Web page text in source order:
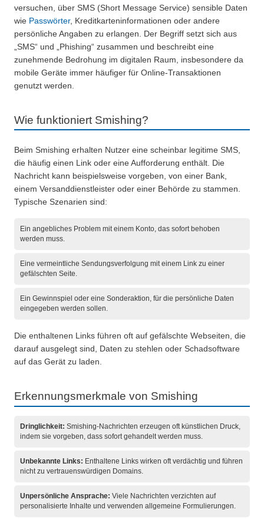
versuchen, über SMS (Short Message Service) sensible Daten
wie Passwörter, Kreditkarteninformationen oder andere
persönliche Angaben zu erlangen. Der Begriff setzt sich aus
„SMS“ und „Phishing“ zusammen und beschreibt eine
zunehmende Bedrohung im digitalen Raum, insbesondere da
mobile Geräte immer häufiger für Online-Transaktionen
genutzt werden.
Wie funktioniert Smishing?
Beim Smishing erhalten Nutzer eine scheinbar legitime SMS,
die häufig einen Link oder eine Aufforderung enthält. Die
Nachricht kann beispielsweise vorgeben, von einer Bank,
einem Versanddienstleister oder einer Behörde zu stammen.
Typische Szenarien sind:
Ein angebliches Problem mit einem Konto, das sofort behoben
werden muss.
Eine vermeintliche Sendungsverfolgung mit einem Link zu einer
gefälschten Seite.
Ein Gewinnspiel oder eine Sonderaktion, für die persönliche Daten
eingegeben werden sollen.
Die enthaltenen Links führen oft auf gefälschte Webseiten, die
darauf ausgelegt sind, Daten zu stehlen oder Schadsoftware
auf das Gerät zu laden.
Erkennungsmerkmale von Smishing
Dringlichkeit: Smishing-Nachrichten erzeugen oft künstlichen Druck,
indem sie vorgeben, dass sofort gehandelt werden muss.
Unbekannte Links: Enthaltene Links wirken oft verdächtig und führen
nicht zu vertrauenswürdigen Domains.
Unpersönliche Ansprache: Viele Nachrichten verzichten auf
personalisierte Inhalte und verwenden allgemeine Formulierungen.